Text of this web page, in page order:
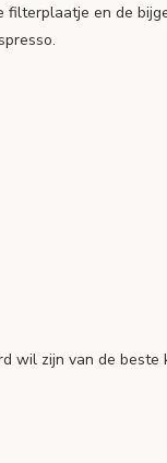
filterplaatje en de
zijn van de